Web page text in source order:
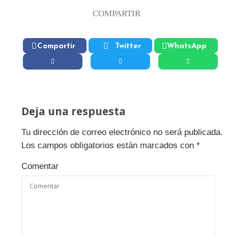
COMPARTIR
Compartir Twitter WhatsApp
Deja una respuesta
Tu dirección de correo electrónico no será publicada.
Los campos obligatorios están marcados con *
Comentar